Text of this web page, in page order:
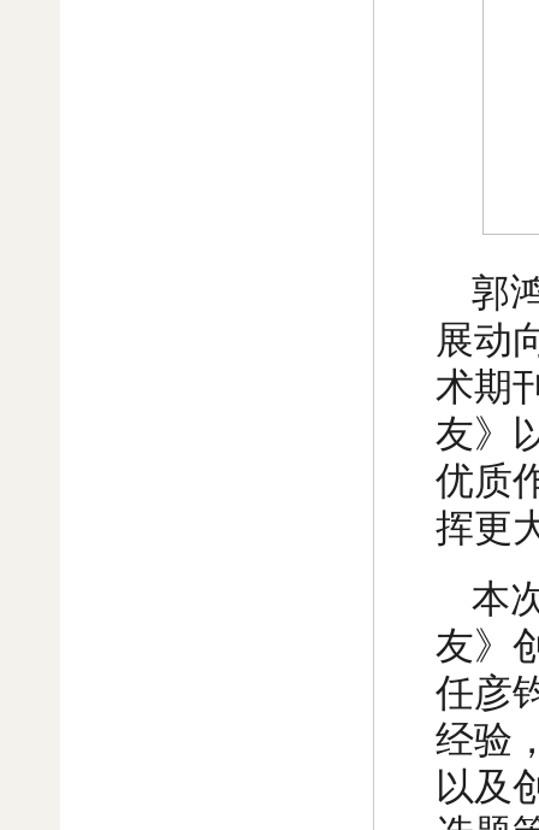
郭
展动
术期
友》
优质
挥更
本
友》
任彦
经验
以及